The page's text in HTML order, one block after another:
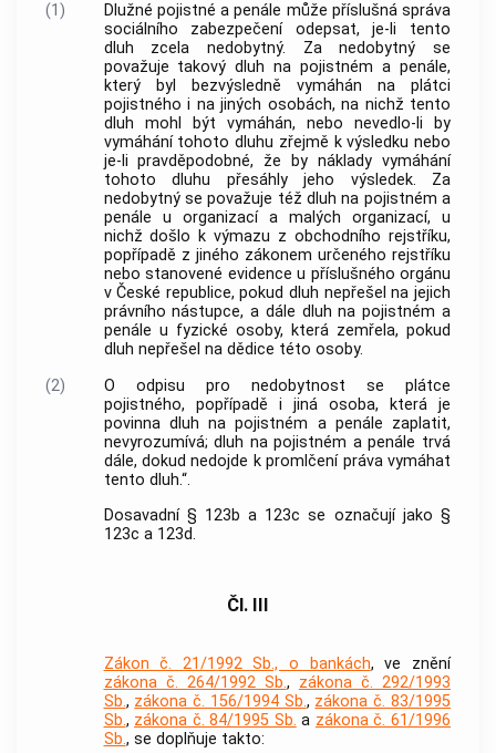
(1)
Dlužné pojistné a penále může příslušná správa
sociálního zabezpečení odepsat, je-li tento
dluh zcela nedobytný. Za nedobytný se
považuje takový dluh na pojistném a penále,
který byl bezvýsledně vymáhán na plátci
pojistného i na jiných osobách, na nichž tento
dluh mohl být vymáhán, nebo nevedlo-li by
vymáhání tohoto dluhu zřejmě k výsledku nebo
je-li pravděpodobné, že by náklady vymáhání
tohoto dluhu přesáhly jeho výsledek. Za
nedobytný se považuje též dluh na pojistném a
penále u organizací a malých organizací, u
nichž došlo k výmazu z obchodního rejstříku,
popřípadě z jiného zákonem určeného rejstříku
nebo stanovené evidence u příslušného orgánu
v České republice, pokud dluh nepřešel na jejich
právního nástupce, a dále dluh na pojistném a
penále u fyzické osoby, která zemřela, pokud
dluh nepřešel na dědice této osoby.
(2)
O odpisu pro nedobytnost se plátce
pojistného, popřípadě i jiná osoba, která je
povinna dluh na pojistném a penále zaplatit,
nevyrozumívá; dluh na pojistném a penále trvá
dále, dokud nedojde k promlčení práva vymáhat
tento dluh.“.
Dosavadní § 123b a 123c se označují jako §
123c a 123d.
Čl. III
Zákon č. 21/1992 Sb., o bankách, ve znění
zákona č. 264/1992 Sb., zákona č. 292/1993
Sb., zákona č. 156/1994 Sb., zákona č. 83/1995
Sb., zákona č. 84/1995 Sb. a zákona č. 61/1996
Sb., se doplňuje takto: